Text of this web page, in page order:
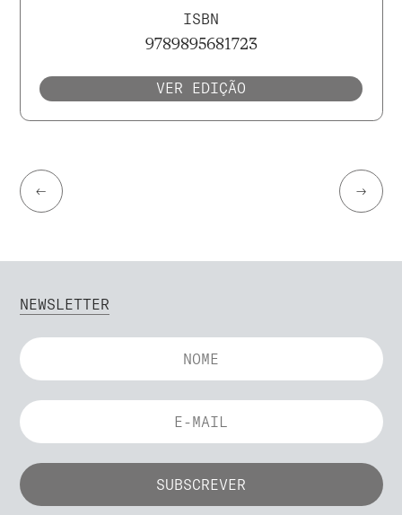
ISBN
9789895681723
VER EDIÇÃO
← →
NEWSLETTER